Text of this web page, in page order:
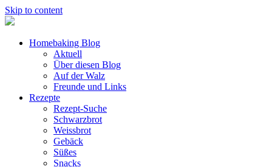
Skip to content
Homebaking Blog
Aktuell
Über diesen Blog
Auf der Walz
Freunde und Links
Rezepte
Rezept-Suche
Schwarzbrot
Weissbrot
Gebäck
Süßes
Snacks